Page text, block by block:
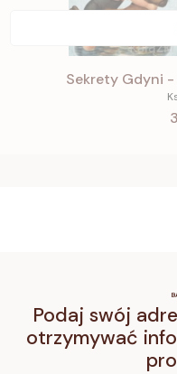
Sekrety Gdyni -
Podaj swój
otrzymywać